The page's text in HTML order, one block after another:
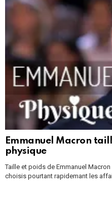
Emmanuel Macron
physique
Taille et poids de Emmanuel Macron
choisis pourtant rapidemant les